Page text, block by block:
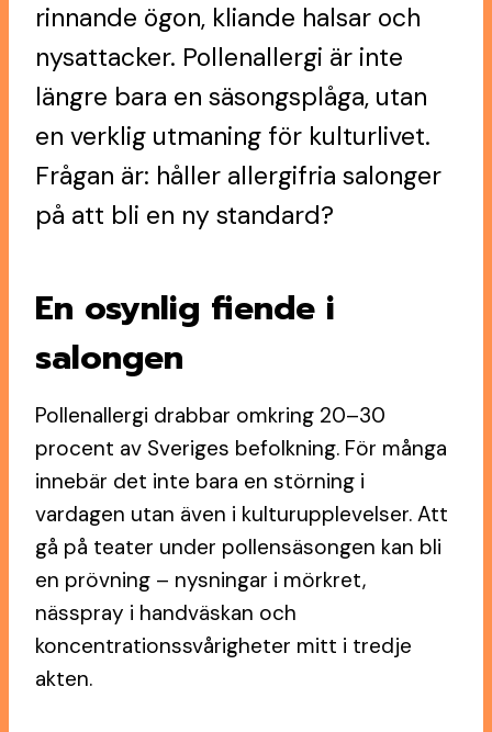
rinnande ögon, kliande halsar och
nysattacker. Pollenallergi är inte
längre bara en säsongsplåga, utan
en verklig utmaning för kulturlivet.
Frågan är: håller allergifria salonger
på att bli en ny standard?
En osynlig fiende i
salongen
Pollenallergi drabbar omkring 20–30
procent av Sveriges befolkning. För många
innebär det inte bara en störning i
vardagen utan även i kulturupplevelser. Att
gå på teater under pollensäsongen kan bli
en prövning – nysningar i mörkret,
nässpray i handväskan och
koncentrationssvårigheter mitt i tredje
akten.